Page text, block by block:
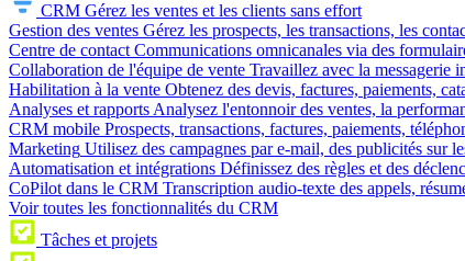
CRM Gérez les ventes et les clients sans effort
Gestion des ventes Gérez les prospects, les transactions, les
Centre de contact Communications omnicanales via des
Collaboration de l'équipe de vente Travaillez avec la messagerie
Habilitation à la vente Obtenez des devis, factures, paiements,
Analyses et rapports Analysez l'entonnoir des ventes, la
CRM mobile Prospects, transactions, factures, paiements,
Marketing Utilisez des campagnes par e-mail, des publicités sur
Automatisation et intégrations Définissez des règles et des
CoPilot dans le CRM Transcription audio-texte des appels,
Voir toutes les fonctionnalités du CRM
Tâches et projets